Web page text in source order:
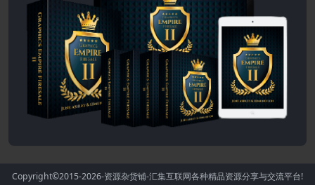
Copyright©2015-2026-资源杂货铺-汇集互联网各种精品资源分享与交流平台!